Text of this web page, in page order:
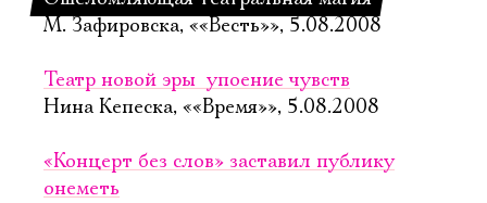
М. Зафировска, ««Весть»», 5.08.2008
Театр новой эры  упоение чувств
Нина Кепеска, ««Время»», 5.08.2008
«Концерт без слов» заставил публику
онеметь